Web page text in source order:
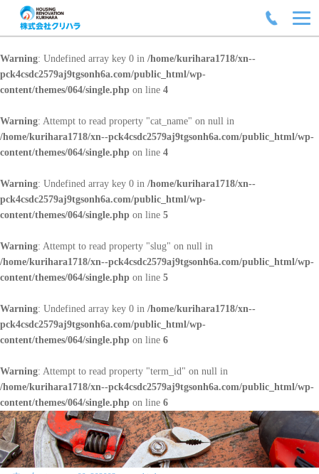
Warning: Undefined array key 0 in /home/kurihara1718/xn--
pck4csdc2579aj9tgsonh6a.com/public_html/wp-
content/themes/064/single.php on line 4
Warning: Attempt to read property "cat_name" on null in
/home/kurihara1718/xn--pck4csdc2579aj9tgsonh6a.com/public_html/wp-
content/themes/064/single.php on line 4
Warning: Undefined array key 0 in /home/kurihara1718/xn--
pck4csdc2579aj9tgsonh6a.com/public_html/wp-
content/themes/064/single.php on line 5
Warning: Attempt to read property "slug" on null in
/home/kurihara1718/xn--pck4csdc2579aj9tgsonh6a.com/public_html/wp-
content/themes/064/single.php on line 5
Warning: Undefined array key 0 in /home/kurihara1718/xn--
pck4csdc2579aj9tgsonh6a.com/public_html/wp-
content/themes/064/single.php on line 6
Warning: Attempt to read property "term_id" on null in
/home/kurihara1718/xn--pck4csdc2579aj9tgsonh6a.com/public_html/wp-
content/themes/064/single.php on line 6